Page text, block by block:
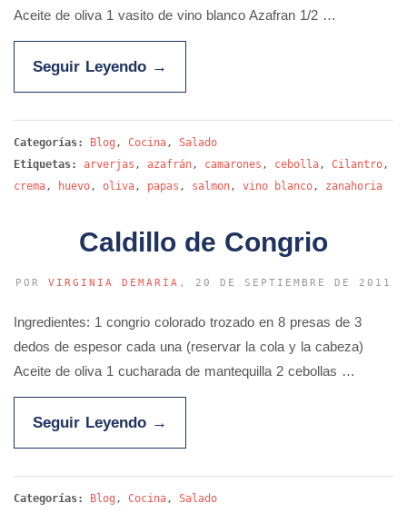
Aceite de oliva 1 vasito de vino blanco Azafran 1/2 …
Seguir Leyendo →
Categorías: Blog , Cocina, Salado
Etiquetas:
arverjas , azafrán, camarones , cebolla, Cilantro,
crema, huevo, oliva, papas , salmon, vino blanco, zanahoria
Caldillo de Congrio
POR VIRGINIA DEMARÍA , 20 DE SEPTIEMBRE DE 2011
Ingredientes: 1 congrio colorado trozado en 8 presas de 3
dedos de espesor cada una (reservar la cola y la cabeza)
Aceite de oliva 1 cucharada de mantequilla 2 cebollas …
Seguir Leyendo →
Categorías: Blog , Cocina, Salado